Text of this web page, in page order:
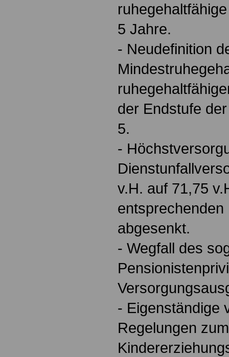
5 Jahre.
- Neudefinition
der Endstufe
5.
-
v.H. auf 71,75
abgesenkt.
- Wegfall des
- Eigenständige
Regelungen zum